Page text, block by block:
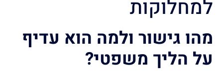
למחלוקות
מהו גישור ולמה הוא עדיף
על הליך משפטי?